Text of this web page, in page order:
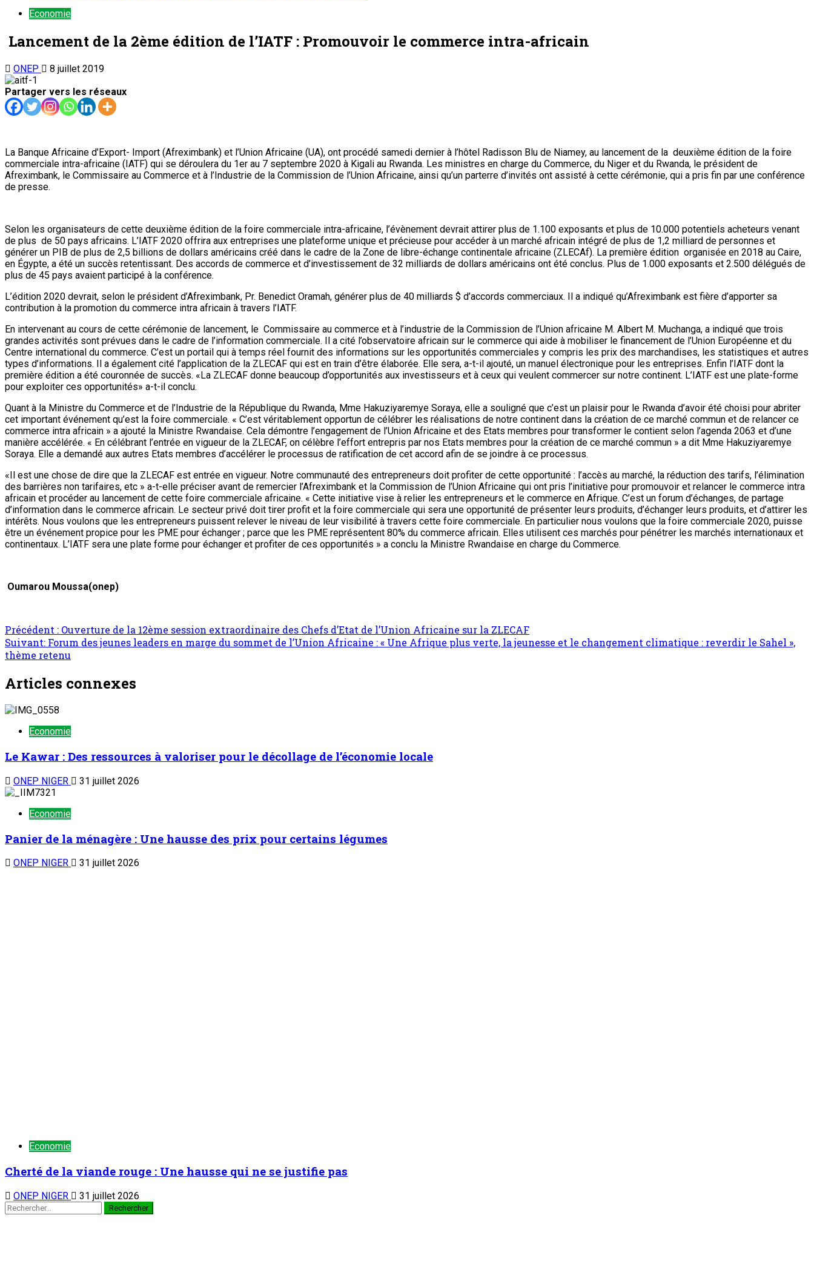
Economie
Lancement de la 2ème édition de l’IATF : Promouvoir le commerce intra-africain
ONEP
8 juillet 2019
Partager vers les réseaux
La Banque Africaine d’Export- Import (Afreximbank) et l’Union Africaine (UA), ont procédé samedi dernier à l’hôtel Radisson Blu de Niamey, au lancement de la deuxième édition de la foire
commerciale intra-africaine (IATF) qui se déroulera du 1er au 7 septembre 2020 à Kigali au Rwanda. Les ministres en charge du Commerce, du Niger et du Rwanda, le président de
Afreximbank, le Commissaire au Commerce et à l’Industrie de la Commission de l’Union Africaine, ainsi qu’un parterre d’invités ont assisté à cette cérémonie, qui a pris fin par une conférence
de presse.
Selon les organisateurs de cette deuxième édition de la foire commerciale intra-africaine, l’évènement devrait attirer plus de 1.100 exposants et plus de 10.000 potentiels acheteurs venant
de plus de 50 pays africains. L’IATF 2020 offrira aux entreprises une plateforme unique et précieuse pour accéder à un marché africain intégré de plus de 1,2 milliard de personnes et
générer un PIB de plus de 2,5 billions de dollars américains créé dans le cadre de la Zone de libre-échange continentale africaine (ZLECAf). La première édition organisée en 2018 au Caire,
en Égypte, a été un succès retentissant. Des accords de commerce et d’investissement de 32 milliards de dollars américains ont été conclus. Plus de 1.000 exposants et 2.500 délégués de
plus de 45 pays avaient participé à la conférence.
L’édition 2020 devrait, selon le président d’Afreximbank, Pr. Benedict Oramah, générer plus de 40 milliards $ d’accords commerciaux. Il a indiqué qu’Afreximbank est fière d’apporter sa
contribution à la promotion du commerce intra africain à travers l’IATF.
En intervenant au cours de cette cérémonie de lancement, le Commissaire au commerce et à l’industrie de la Commission de l’Union africaine M. Albert M. Muchanga, a indiqué que trois
grandes activités sont prévues dans le cadre de l’information commerciale. Il a cité l’observatoire africain sur le commerce qui aide à mobiliser le financement de l’Union Européenne et du
Centre international du commerce. C’est un portail qui à temps réel fournit des informations sur les opportunités commerciales y compris les prix des marchandises, les statistiques et autres
types d’informations. Il a également cité l’application de la ZLECAF qui est en train d’être élaborée. Elle sera, a-t-il ajouté, un manuel électronique pour les entreprises. Enfin l’IATF dont la
première édition a été couronnée de succès. «La ZLECAF donne beaucoup d’opportunités aux investisseurs et à ceux qui veulent commercer sur notre continent. L’IATF est une plate-forme
pour exploiter ces opportunités» a-t-il conclu.
Quant à la Ministre du Commerce et de l’Industrie de la République du Rwanda, Mme Hakuziyaremye Soraya, elle a souligné que c’est un plaisir pour le Rwanda d’avoir été choisi pour abriter
cet important événement qu’est la foire commerciale. « C’est véritablement opportun de célébrer les réalisations de notre continent dans la création de ce marché commun et de relancer ce
commerce intra africain » a ajouté la Ministre Rwandaise. Cela démontre l’engagement de l’Union Africaine et des Etats membres pour transformer le contient selon l’agenda 2063 et d’une
manière accélérée. « En célébrant l’entrée en vigueur de la ZLECAF, on célèbre l’effort entrepris par nos Etats membres pour la création de ce marché commun » a dit Mme Hakuziyaremye
Soraya. Elle a demandé aux autres Etats membres d’accélérer le processus de ratification de cet accord afin de se joindre à ce processus.
«Il est une chose de dire que la ZLECAF est entrée en vigueur. Notre communauté des entrepreneurs doit profiter de cette opportunité : l’accès au marché, la réduction des tarifs, l’élimination
des barrières non tarifaires, etc » a-t-elle préciser avant de remercier l’Afreximbank et la Commission de l’Union Africaine qui ont pris l’initiative pour promouvoir et relancer le commerce intra
africain et procéder au lancement de cette foire commerciale africaine. « Cette initiative vise à relier les entrepreneurs et le commerce en Afrique. C’est un forum d’échanges, de partage
d’information dans le commerce africain. Le secteur privé doit tirer profit et la foire commerciale qui sera une opportunité de présenter leurs produits, d’échanger leurs produits, et d’attirer les
intérêts. Nous voulons que les entrepreneurs puissent relever le niveau de leur visibilité à travers cette foire commerciale. En particulier nous voulons que la foire commerciale 2020, puisse
être un événement propice pour les PME pour échanger ; parce que les PME représentent 80% du commerce africain. Elles utilisent ces marchés pour pénétrer les marchés internationaux et
continentaux. L’IATF sera une plate forme pour échanger et profiter de ces opportunités » a conclu la Ministre Rwandaise en charge du Commerce.
Oumarou Moussa(onep)
Navigation
d’article
Précédent : Ouverture de la 12ème session extraordinaire des Chefs d’Etat de l’Union Africaine sur la ZLECAF
Suivant: Forum des jeunes leaders en marge du sommet de l’Union Africaine : « Une Afrique plus verte, la jeunesse et le changement climatique : reverdir le Sahel »,
thème retenu
Articles connexes
Economie
Le Kawar : Des ressources à valoriser pour le décollage de l’économie locale
ONEP NIGER 31 juillet 2026
Economie
Panier de la ménagère : Une hausse des prix pour certains légumes
ONEP NIGER 31 juillet 2026
Economie
Cherté de la viande rouge : Une hausse qui ne se justifie pas
ONEP NIGER
31 juillet 2026
Rechercher :